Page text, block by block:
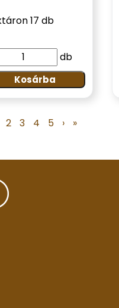
17 db
db
Kosárba
2 3 4 5 › »